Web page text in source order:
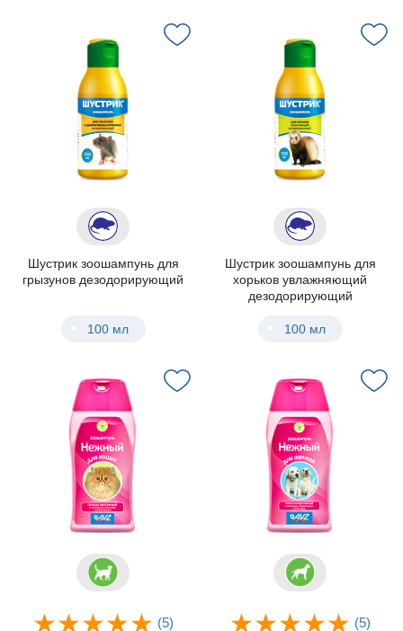
Шустрик зоошампунь для
грызунов дезодорирующий
100 мл
Шустрик зоошампунь для
хорьков увлажняющий
дезодорирующий
100 мл
(5) (5)